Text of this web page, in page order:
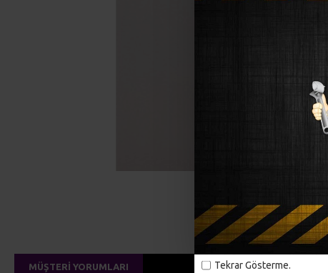
Tekrar Gösterme.
MÜŞTERI YORUMLARI